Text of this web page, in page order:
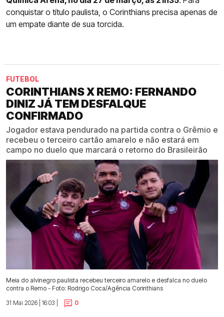
conquistar o título paulista, o Corinthians precisa apenas de
um empate diante de sua torcida.
FUTEBOL
CORINTHIANS X REMO: FERNANDO
DINIZ JÁ TEM DESFALQUE
CONFIRMADO
Jogador estava pendurado na partida contra o Grêmio e
recebeu o terceiro cartão amarelo e não estará em
campo no duelo que marcará o retorno do Brasileirão
Meia do alvinegro paulista recebeu terceiro amarelo e desfalca no duelo
contra o Remo - Foto: Rodrigo Coca/Agência Corinthians
31 Mai 2026 | 16:03 |
0